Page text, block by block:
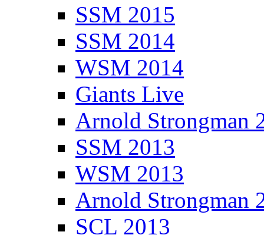
SSM 2015
SSM 2014
WSM 2014
Giants Live
Arnold Strongman
SSM 2013
WSM 2013
Arnold Strongman
SCL 2013